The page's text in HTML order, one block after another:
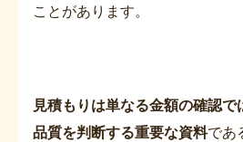
ことがあります。
見積もりは単なる金額の確認
品質を判断する重要な資料であ